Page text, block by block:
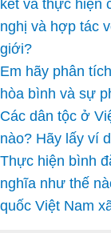
kết và thực hiện
nghị và hợp tác
giới?
Em hãy phân
hòa bình và sự
Các dân tộc ở
nào? Hãy lấy ví
Thực hiện bình
nghĩa như thế
quốc Việt Nam